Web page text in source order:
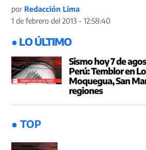
por Redacción Lima
1 de febrero del 2013 - 12:58:40
● LO ÚLTIMO
Sismo hoy 7 de
Perú: Temblor en
Moquegua, San
regiones
● TOP